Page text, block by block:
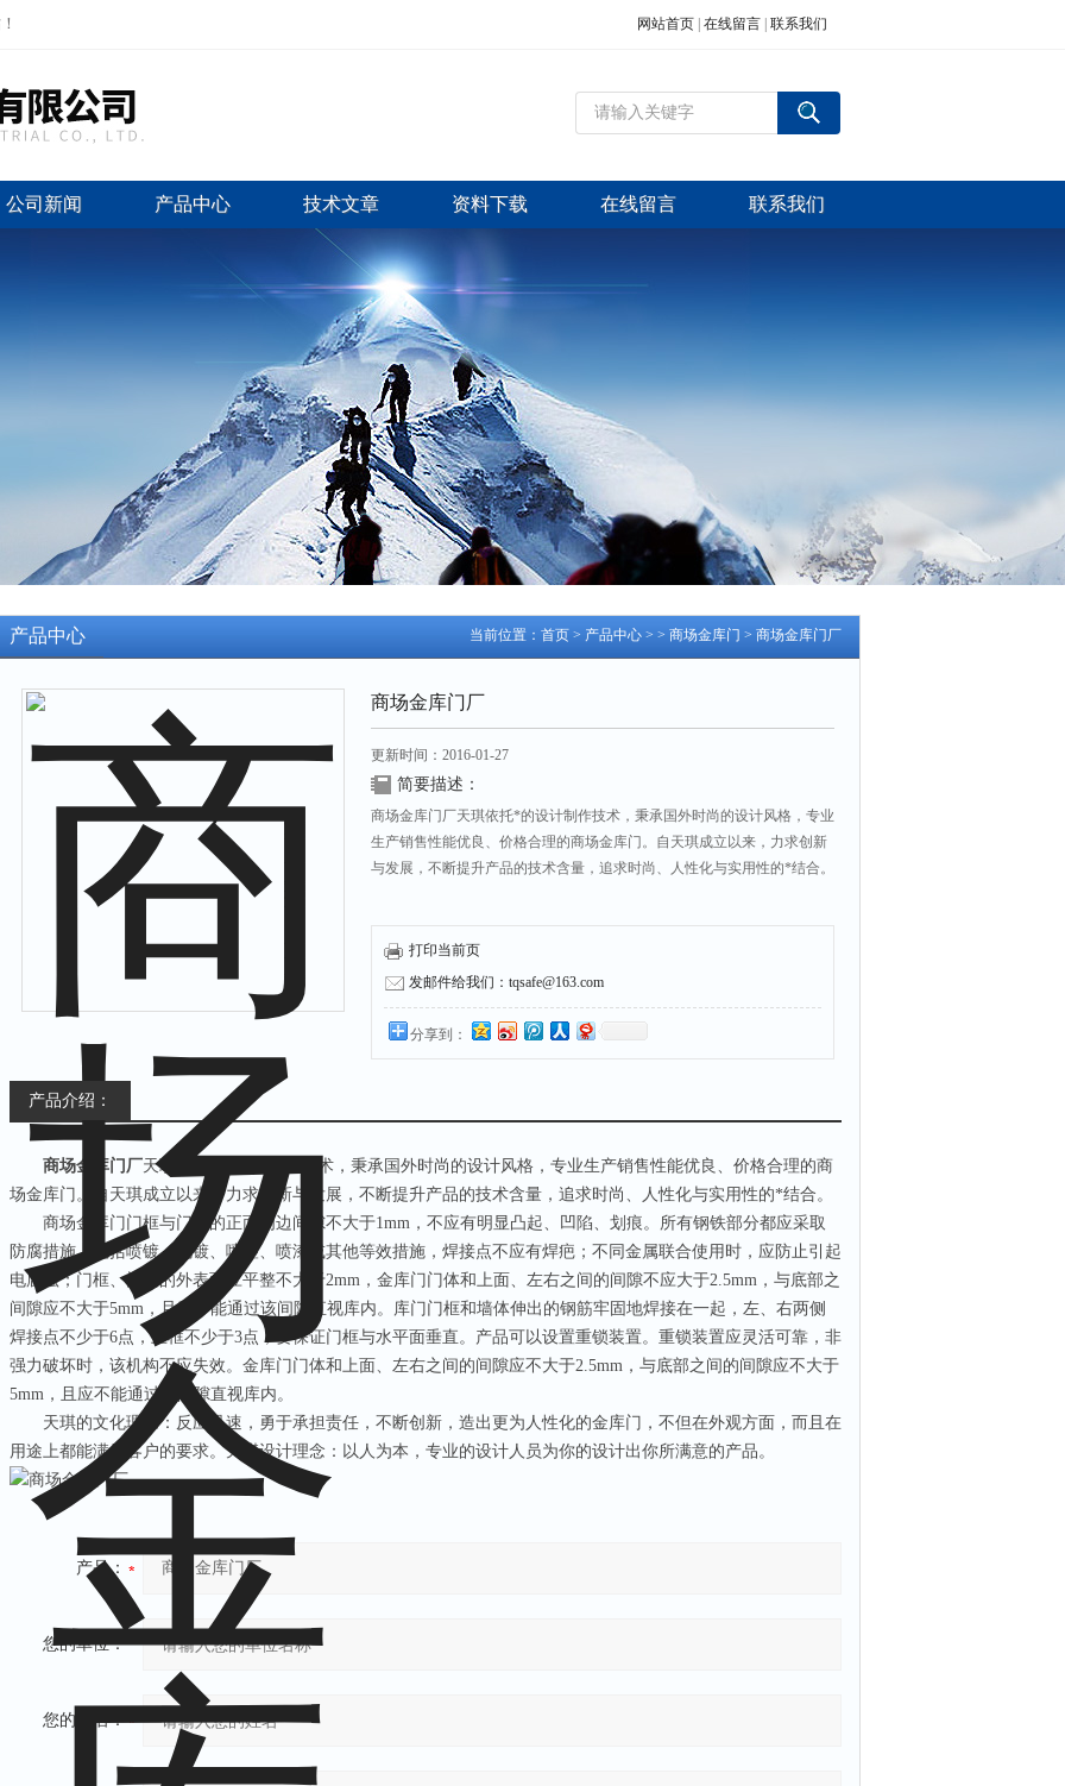
网站首页 在线留言 联系我们
公司新闻 产品中心 技术文章 资料下载 在线留言 联系我们
当前位置： 首页 > 产品中心 > > 商场金库门 > 商场金库门厂
产品中心
商场金库门厂
更新时间：2016-01-27
简要描述：
商场金库门厂天琪依托*的设计制作技术，秉承国外时尚的设计风格，专业
生产销售性能优良、价格合理的商场金库门。自天琪成立以来，力求创新
与发展，不断提升产品的技术含量，追求时尚、人性化与实用性的*结合。
打印当前页
发邮件给我们：tqsafe@163.com
分享到：
产品介绍：
商场金库门厂天琪依托*的设计制作技术，秉承国外时尚的设计风格，专业生产销售性能优良、价格合理的商
场金库门。自天琪成立以来，力求创新与发展，不断提升产品的技术含量，追求时尚、人性化与实用性的*结合。
商场金库门门框与门扇的正面周边间隙不大于1mm，不应有明显凸起、凹陷、划痕。所有钢铁部分都应采取
防腐措施，包括喷镀、电镀、喷塑、喷漆或其他等效措施，焊接点不应有焊疤；不同金属联合使用时，应防止引起
电腐蚀；门框、门扇的外表面应平整不大于2mm，金库门门体和上面、左右之间的间隙不应大于2.5mm，与底部之
间隙应不大于5mm，且应不能通过该间隙直视库内。库门门框和墙体伸出的钢筋牢固地焊接在一起，左、右两侧
焊接点不少于6点，上框不少于3点，要保证门框与水平面垂直。产品可以设置重锁装置。重锁装置应灵活可靠，非
强力破坏时，该机构不应失效。金库门门体和上面、左右之间的间隙应不大于2.5mm，与底部之间的间隙应不大于
5mm，且应不能通过该间隙直视库内。
天琪的文化理念：反应迅速，勇于承担责任，不断创新，造出更为人性化的金库门，不但在外观方面，而且在
用途上都能满足客户的要求。天琪设计理念：以人为本，专业的设计人员为你的设计出你所满意的产品。
产品：
您的单位：
您的姓名：